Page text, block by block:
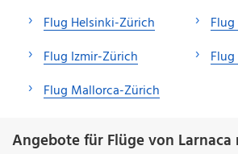
Flug Helsinki-Zürich
Flug Izmir-Zürich
Flug Mallorca-Zürich
Angebote für Flüge von Larnaca